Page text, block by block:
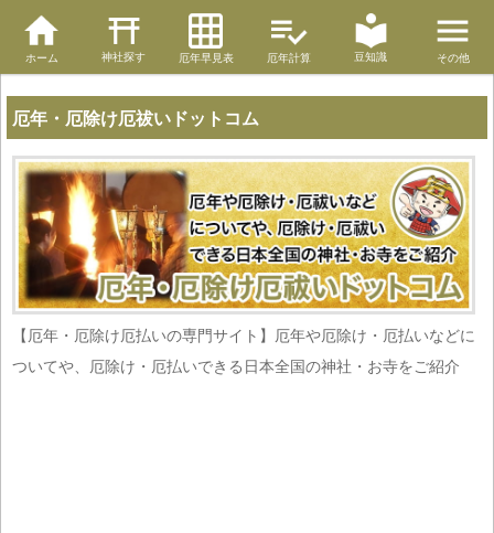
ホーム 神社探す 厄年早見表 厄年計算 豆知識 その他
厄年・厄除け厄祓いドットコム
【厄年・厄除け厄払いの専門サイト】厄年や厄除け・厄払いなどに
ついてや、厄除け・厄払いできる日本全国の神社・お寺をご紹介